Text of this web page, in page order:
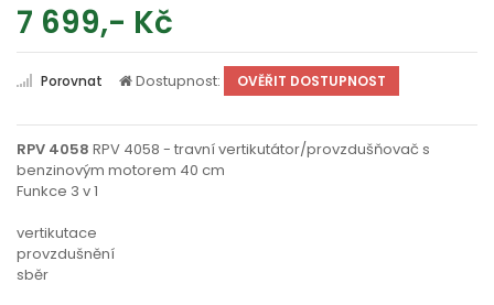
7 699,- Kč
Porovnat Dostupnost: OVĚŘIT DOSTUPNOST
RPV 4058 RPV 4058 - travní vertikutátor/provzdušňovač s
benzinovým motorem 40 cm
Funkce 3 v 1
vertikutace
provzdušnění
sběr